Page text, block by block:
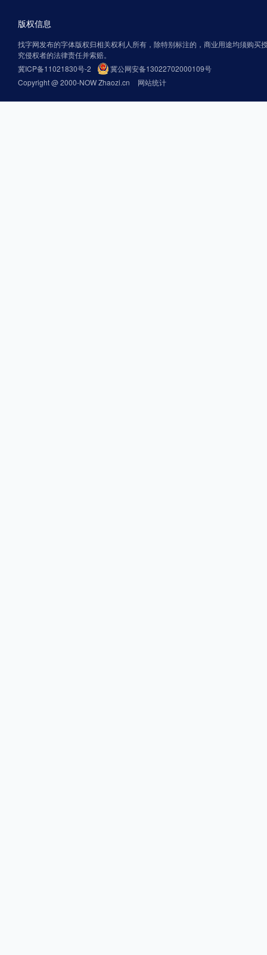
版权信息
找字网发布的字体版权归相关权利人所有，除特别标注的，商业用途均须购买
究侵权者的法律责任并索赔。
冀ICP备11021830号-2
冀公网安备13022702000109号
Copyright @ 2000-NOW Zhaozi.cn
网站统计